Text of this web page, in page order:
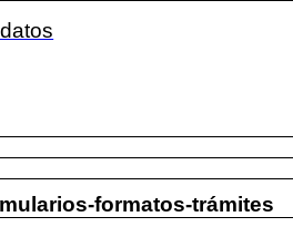
formatos-trámites